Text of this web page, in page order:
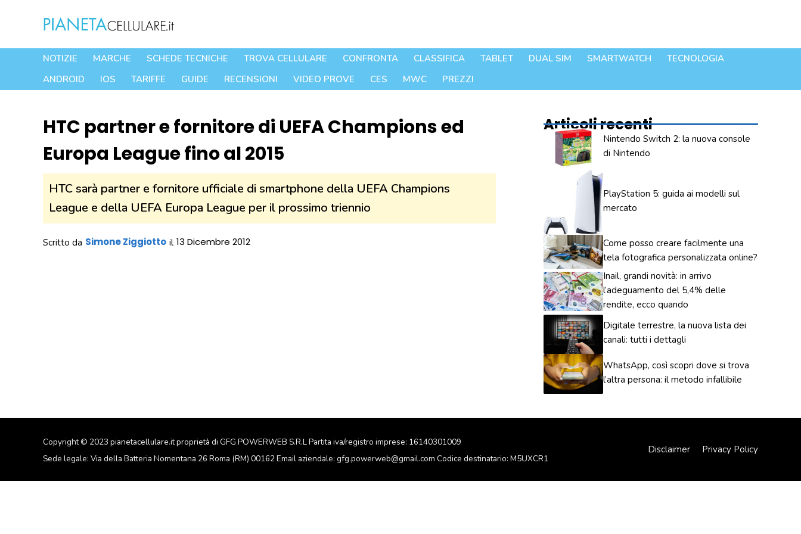
contenuto
NOTIZIE MARCHE SCHEDE TECNICHE TROVA CELLULARE CONFRONTA CLASSIFICA TABLET DUAL SIM SMARTWATCH
TECNOLOGIA
ANDROID
IOS TARIFFE GUIDE RECENSIONI VIDEO PROVE CES MWC PREZZI
HTC partner e fornitore di UEFA Champions ed
Europa League fino al 2015
HTC sarà partner e fornitore ufficiale di smartphone della UEFA Champions
League e della UEFA Europa League per il prossimo triennio
Scritto da Simone Ziggiotto il 13 Dicembre 2012
Articoli recenti
Nintendo Switch 2: la nuova console
di Nintendo
PlayStation 5: guida ai modelli sul
mercato
Come posso creare facilmente una
tela fotografica personalizzata online?
Inail, grandi novità: in arrivo
l’adeguamento del 5,4% delle
rendite, ecco quando
Digitale terrestre, la nuova lista dei
canali: tutti i dettagli
WhatsApp, così scopri dove si trova
l’altra persona: il metodo infallibile
Copyright © 2023 pianetacellulare.it proprietà di GFG POWERWEB S.R.L Partita iva/registro imprese: 16140301009
Sede legale: Via della Batteria Nomentana 26 Roma (RM) 00162 Email aziendale: gfg.powerweb@gmail.com Codice destinatario: M5UXCR1
Disclaimer Privacy Policy